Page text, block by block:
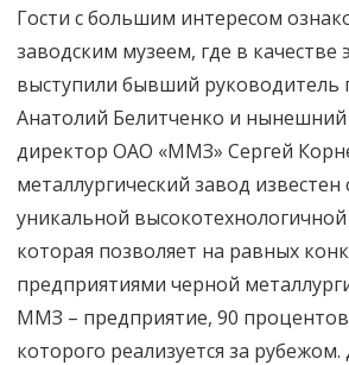
Гости с большим интересом
заводским музеем, где в качестве
выступили бывший руководитель
Анатолий Белитченко и
директор ОАО «ММЗ» Сергей
металлургический завод известен
уникальной
которая позволяет на равных
предприятиями черной
ММЗ – предприятие, 90
которого реализуется за